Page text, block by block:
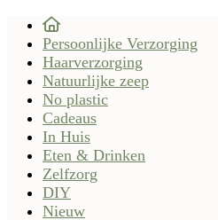
Persoonlijke Verzorging
Haarverzorging
Natuurlijke zeep
No plastic
Cadeaus
In Huis
Eten & Drinken
Zelfzorg
DIY
Nieuw